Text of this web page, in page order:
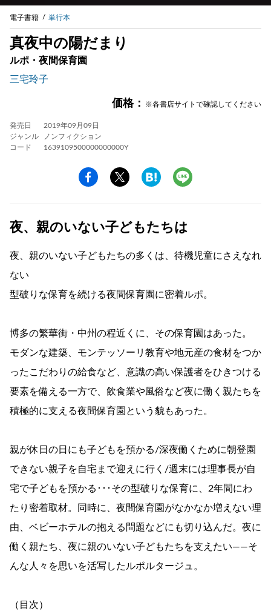
電子書籍 単行本
真夜中の陽だまり
ルポ・夜間保育園
三宅玲子
価格： ※各書店サイトで確認してください
発売日
2019年09月09日
ジャンル
ノンフィクション
コード
1639109500000000000Y
夜、親のいない子どもたちは
夜、親のいない子どもたちの多くは、待機児童にさえなれ
ない
型破りな保育を続ける夜間保育園に密着ルポ。
博多の繁華街・中州の程近くに、その保育園はあった。
モダンな建築、モンテッソーリ教育や地元産の食材をつか
ったこだわりの給食など、意識の高い保護者をひきつける
要素を備える一方で、飲食業や風俗など夜に働く親たちを
積極的に支える夜間保育園という貌もあった。
親が休日の日にも子どもを預かる/深夜働くために朝登園
できない親子を自宅まで迎えに行く/週末には理事長が自
宅で子どもを預かる･･･その型破りな保育に、2年間にわ
たり密着取材。同時に、夜間保育園がなかなか増えない理
由、ベビーホテルの抱える問題などにも切り込んだ。夜に
働く親たち、夜に親のいない子どもたちを支えたい――そ
んな人々を思いを活写したルポルタージュ。
（目次）